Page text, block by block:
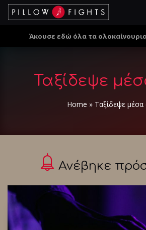
Άκουσε εδώ όλα τα
Ταξίδεψε
Home » Ταξίδεψε
Ανέβηκε